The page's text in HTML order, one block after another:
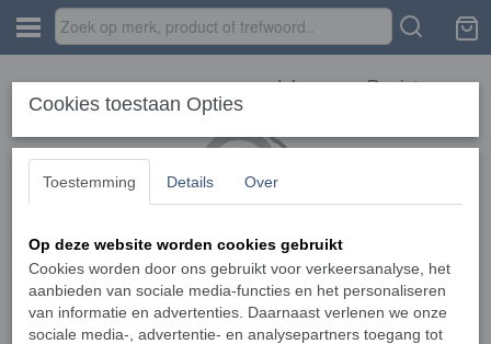
Inloggen Registreren
Home › Verbruiksartikelen › Forehead rest BR-7
Cookies toestaan Opties
Toestemming Details Over
Op deze website worden cookies gebruikt
Cookies worden door ons gebruikt voor verkeersanalyse, het
aanbieden van sociale media-functies en het personaliseren
van informatie en advertenties. Daarnaast verlenen we onze
sociale media-, advertentie- en analysepartners toegang tot